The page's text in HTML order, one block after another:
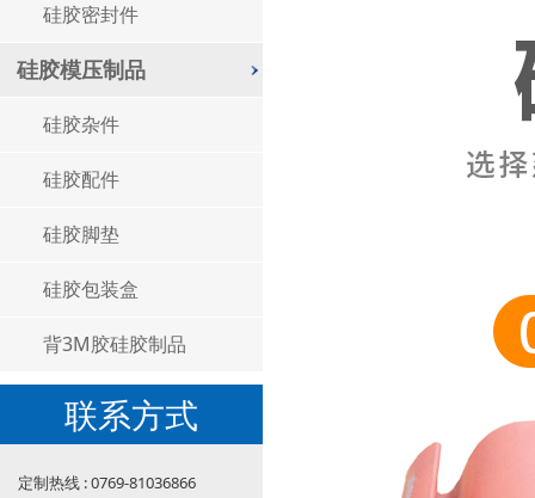
硅胶密封件
硅胶模压制品
硅胶杂件
硅胶配件
硅胶脚垫
硅胶包装盒
背3M胶硅胶制品
联系方式
定制热线 : 0769-81036866